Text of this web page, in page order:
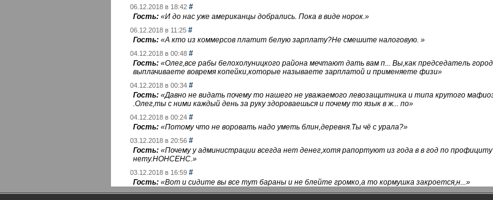
06.12.2018 в 18:42 #
Гость: «И до нас уже американцы добрались. Пока в виде норок.»
06.12.2018 в 11:25 #
Гость: «А кто из коммерсов платит белую зарплату?Не смешите налоговую. »
04.12.2018 в 00:48 #
Гость: «Олег,все рабы белохолуницкого района мечтают дать вам п... Вы,как председатель
выплачиваете вовремя копейки,которые называете зарплатой и применяете физи»
04.12.2018 в 00:34 #
Гость: «Давно не видать почему то нашего не уважаемого левозащитника и типа крутого
.Олег,ты с ними каждый день за руку здороваешься и почему то язык в ж... по»
04.12.2018 в 00:24 #
Гость: «Потому что не воровать надо уметь блин,деревня.Ты чё с урала?»
03.12.2018 в 20:56 #
Гость: «Почему у администрации всегда нет денег,хотя рапортуют из года в в год по
нету.НОНСЕНС.»
03.12.2018 в 16:59 #
Гость: «Вот и сидите вы все тут бараны и не блейте громко,а то кормушка закроется,н...»